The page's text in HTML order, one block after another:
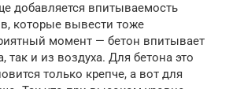
добавляется впитываемость
которые вывести тоже
момент — бетон впитывает
так и из воздуха. Для бетона это
только крепче, а вот для